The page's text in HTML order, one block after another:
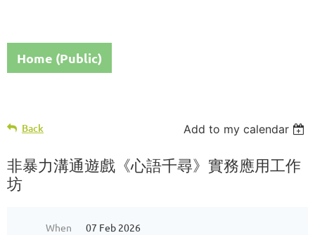
Home (Public)
Back Add to my calendar
非暴力溝通遊戲《心語千尋》實務應用工作
坊
When
07 Feb 2026